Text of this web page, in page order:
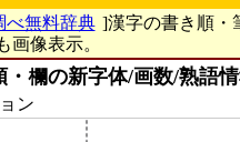
べ無料辞典 ]漢字の書き順・
画像表示。
欄の新字体/画数/熟語
ン